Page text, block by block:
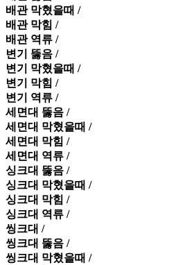
배관 막혔을때 /
배관 막힘 /
배관 역류 /
변기 뚫음 /
변기 막혔을때 /
변기 막힘 /
변기 역류 /
세면대 뚫음 /
세면대 막혔을때 /
세면대 막힘 /
세면대 역류 /
싱크대 뚫음 /
싱크대 막혔을때 /
싱크대 막힘 /
싱크대 역류 /
씽크대 /
씽크대 뚫음 /
씽크대 막혔을때 /